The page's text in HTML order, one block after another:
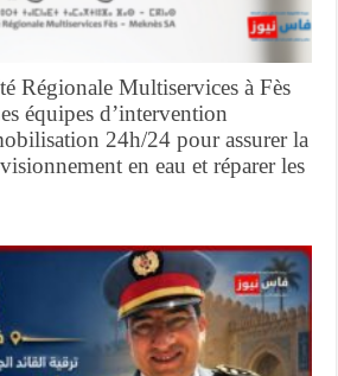
Régionale Multiservices à Fès
équipes d’intervention
24h/24 pour assurer la
en eau et réparer les